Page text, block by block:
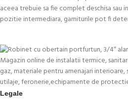
aceea trebuie sa fie complet deschisa sau
pozitie intermediara, garniturile pot fi
Magazin online de instalatii termice,
gaz, materiale pentru amenajari interioare,
utilaje, feronerie,echipamente de
Legale